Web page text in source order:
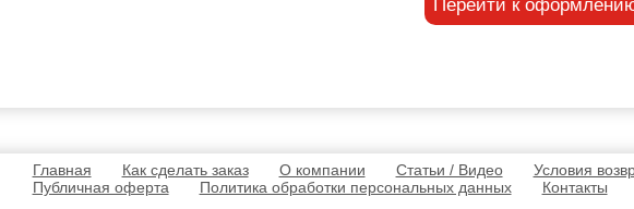
Главная Как сделать заказ О компании Статьи / Видео
Условия
Публичная оферта
Политика обработки персональных данных Контакты